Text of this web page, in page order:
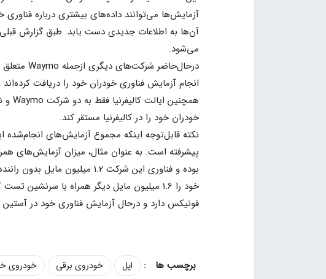
آزمایش‌ها می‌توانند داده‌های بیشتری درباره
می‌شود.
انجام آزمایش فناوری خودران خود را دریافت
خودران خود را در کالیفرنیا مستقر کند.
نکته قابل‌توجه اینکه مجموع آزمایش‌های انجام‌شده
بوده و فناوری این شرکت 1.2
فونیکس دارد و درحال آزمایش فناوری خود در
: اپل خودروی برقی خودروی